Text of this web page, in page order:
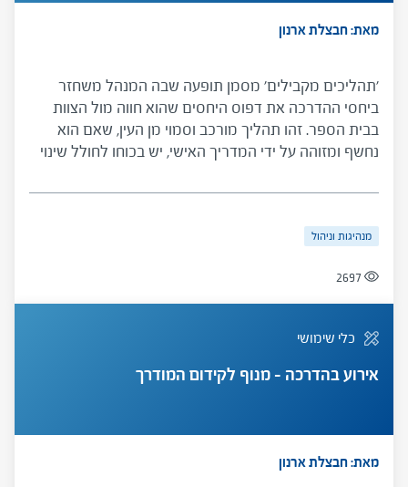
מאת: חבצלת ארנון
'תהליכים מקבילים' מסמן תופעה שבה המנהל משחזר
ביחסי ההדרכה את דפוס היחסים שהוא חווה מול הצוות
בבית הספר. זהו תהליך מורכב וסמוי מן העין, שאם הוא
נחשף ומזוהה על ידי המדריך האישי, יש בכוחו לחולל שינוי
מערכות היחסים והתפקוד של המדריך האישי והמנהל
מנהיגות וניהול
2697
כלי שימושי
אירוע בהדרכה – מנוף לקידום המודרך
מאת: חבצלת ארנון